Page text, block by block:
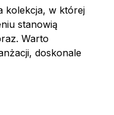
kolekcja, w której
stanowią
Warto
doskonale